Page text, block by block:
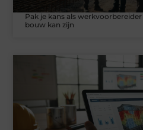
Pak je kans als
bouw kan zijn